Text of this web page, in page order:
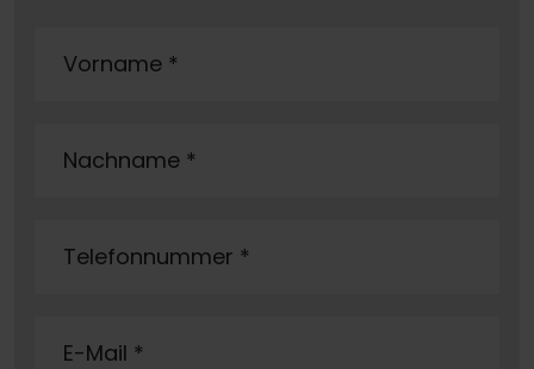
Vorname *
Nachname *
Telefonnummer *
E-Mail *